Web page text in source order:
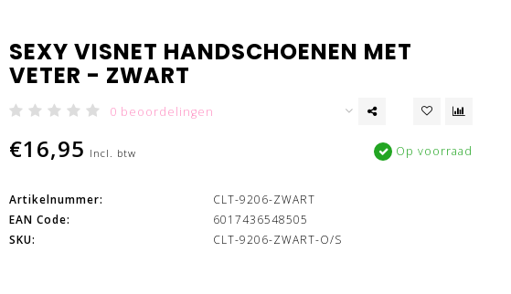
SEXY VISNET HANDSCHOENEN MET
VETER - ZWART
0 beoordelingen
€16,95 Incl. btw Op voorraad
Artikelnummer:
CLT-9206-ZWART
EAN Code:
6017436548505
SKU:
CLT-9206-ZWART-O/S